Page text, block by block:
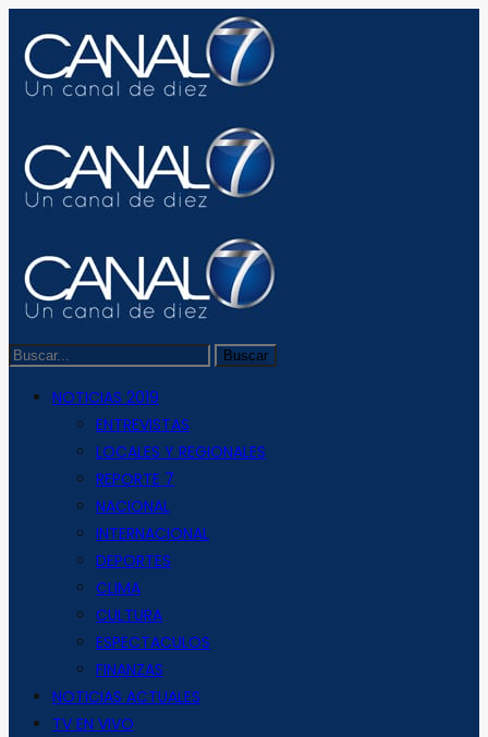
NOTICIAS 2019
ENTREVISTAS
LOCALES Y REGIONALES
REPORTE 7
NACIONAL
INTERNACIONAL
DEPORTES
CLIMA
CULTURA
ESPECTACULOS
FINANZAS
NOTICIAS ACTUALES
TV EN VIVO